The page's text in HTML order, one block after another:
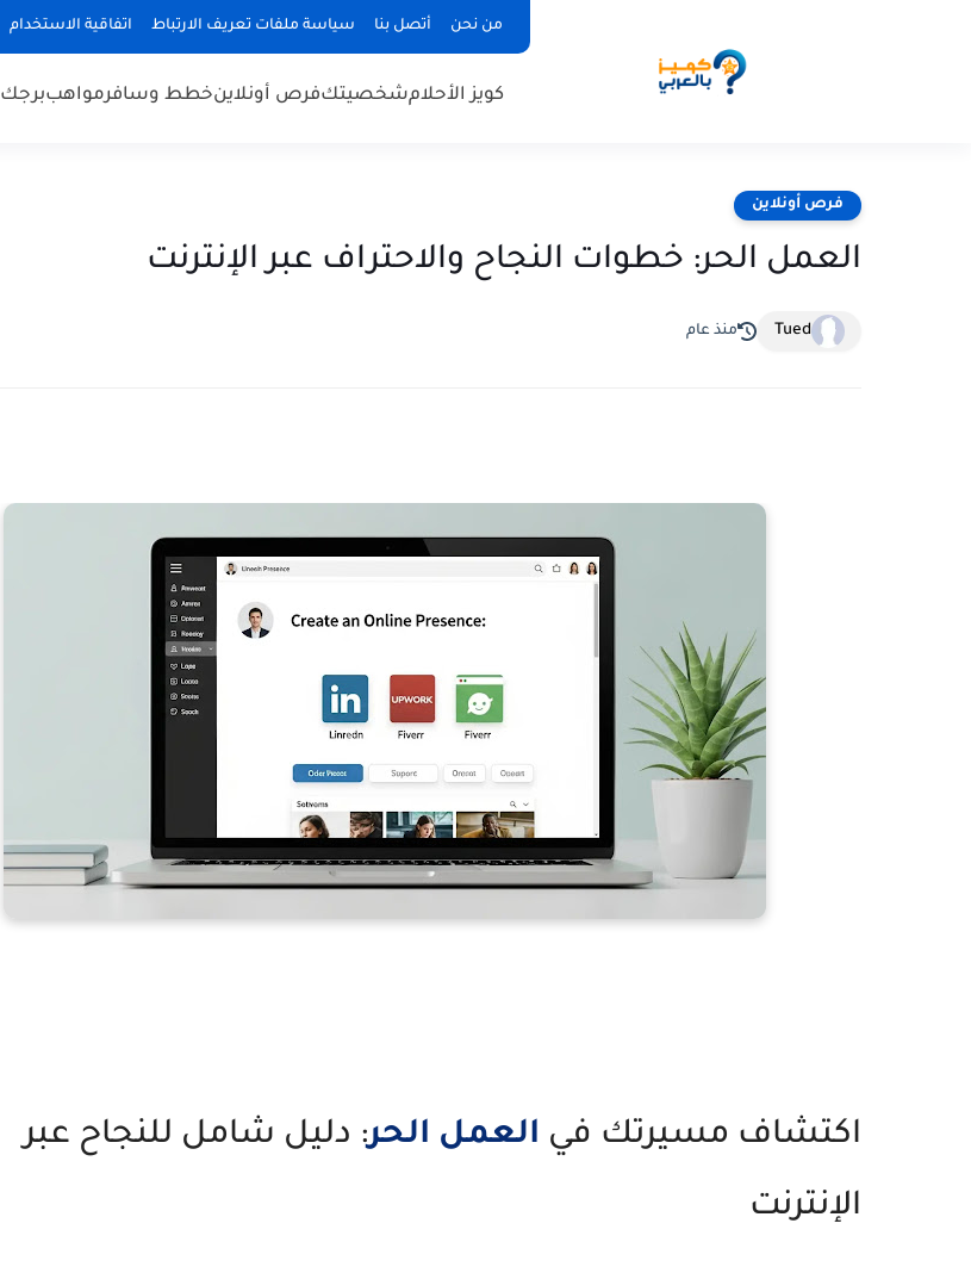
من نحن أتصل بنا سياسة ملفات تعريف الارتباط اتفاقية الاستخدام
كويز الأحلامشخصيتكفرص أونلاينخطط وسافرمواهببرجك
فرص أونلاين
العمل الحر: خطوات النجاح والاحتراف عبر الإنترنت
Tued منذ عام
اكتشاف مسيرتك في العمل الحر: دليل شامل للنجاح عبر
الإنترنت